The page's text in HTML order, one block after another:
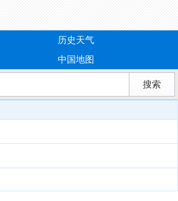
历史天气
中国地图